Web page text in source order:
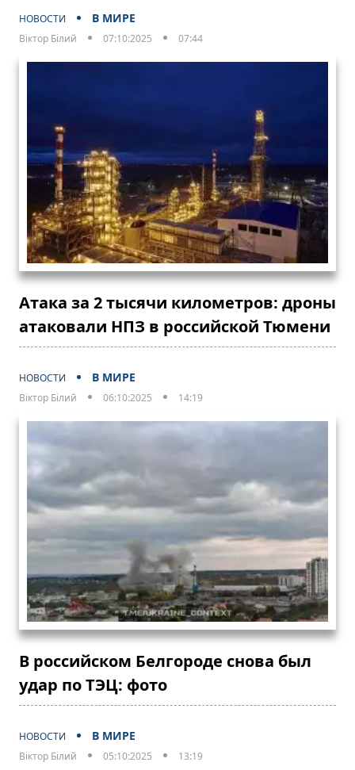
НОВОСТИ В МИРЕ
Віктор Білий 07:10:2025 07:44
Атака за 2 тысячи километров: дроны
атаковали НПЗ в российской Тюмени
НОВОСТИ В МИРЕ
Віктор Білий 06:10:2025 14:19
В российском Белгороде снова был
удар по ТЭЦ: фото
НОВОСТИ В МИРЕ
Віктор Білий 05:10:2025 13:19